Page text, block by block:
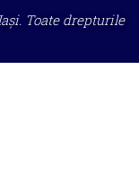
Toate drepturile